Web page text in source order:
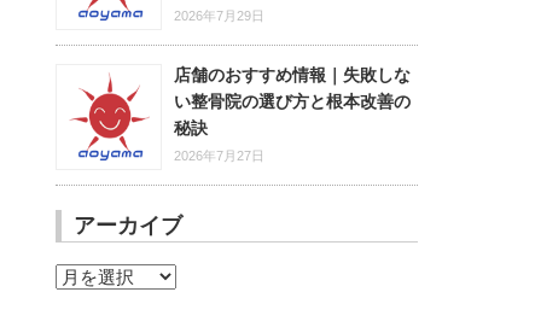
2026年7月29日
店舗のおすすめ情報｜失敗しな
い整骨院の選び方と根本改善の
秘訣
2026年7月27日
アーカイブ
ア